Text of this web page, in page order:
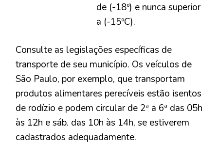
de (-18º) e nunca superior
a (-15ºC).
Consulte as legislações específicas de
transporte de seu município. Os veículos de
São Paulo, por exemplo, que transportam
produtos alimentares perecíveis estão isentos
de rodízio e podem circular de 2ª a 6ª das 05h
às 12h e sáb. das 10h às 14h, se estiverem
cadastrados adequadamente.